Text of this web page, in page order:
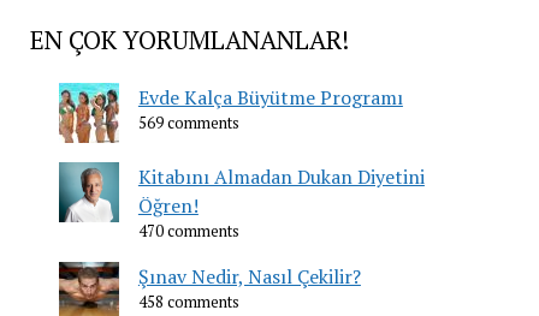
EN ÇOK YORUMLANANLAR!
Evde Kalça Büyütme Programı
569 comments
Kitabını Almadan Dukan Diyetini
Öğren!
470 comments
Şınav Nedir, Nasıl Çekilir?
458 comments